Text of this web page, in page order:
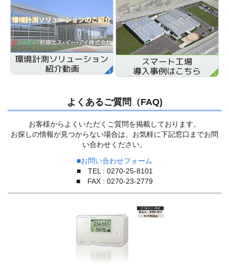
よくあるご質問（FAQ)
お客様からよくいただくご質問を掲載しております。
お探しの情報が見つからない場合は、お気軽に下記窓口までお問
い合わせください。
■お問い合わせフォーム
■ TEL : 0270-25-8101
■ FAX : 0270-23-2779